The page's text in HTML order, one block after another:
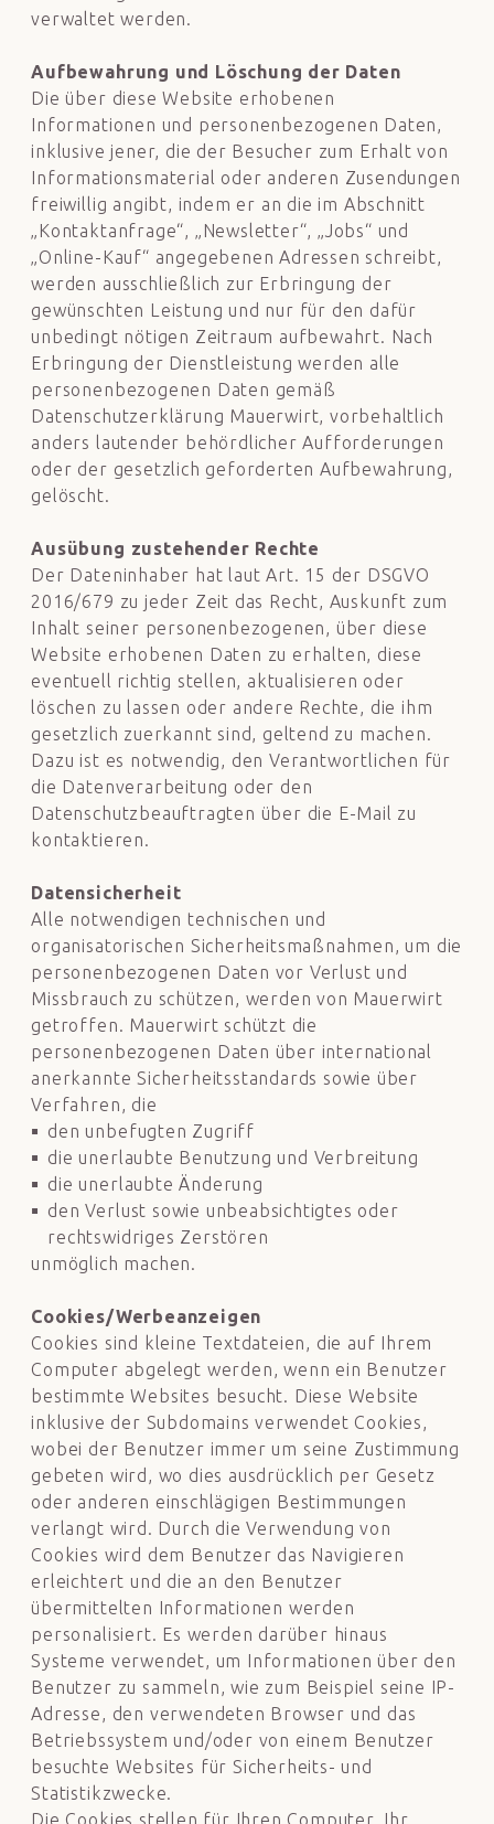
verwaltet werden.
Aufbewahrung und Löschung der Daten
Die über diese Website erhobenen
Informationen und personenbezogenen Daten,
inklusive jener, die der Besucher zum Erhalt von
Informationsmaterial oder anderen Zusendungen
freiwillig angibt, indem er an die im Abschnitt
„Kontaktanfrage“, „Newsletter“, „Jobs“ und
„Online-Kauf“ angegebenen Adressen schreibt,
werden ausschließlich zur Erbringung der
gewünschten Leistung und nur für den dafür
unbedingt nötigen Zeitraum aufbewahrt. Nach
Erbringung der Dienstleistung werden alle
personenbezogenen Daten gemäß
Datenschutzerklärung Mauerwirt, vorbehaltlich
anders lautender behördlicher Aufforderungen
oder der gesetzlich geforderten Aufbewahrung,
gelöscht.
Ausübung zustehender Rechte
Der Dateninhaber hat laut Art. 15 der DSGVO
2016/679 zu jeder Zeit das Recht, Auskunft zum
Inhalt seiner personenbezogenen, über diese
Website erhobenen Daten zu erhalten, diese
eventuell richtig stellen, aktualisieren oder
löschen zu lassen oder andere Rechte, die ihm
gesetzlich zuerkannt sind, geltend zu machen.
Dazu ist es notwendig, den Verantwortlichen für
die Datenverarbeitung oder den
Datenschutzbeauftragten über die E-Mail zu
kontaktieren.
Datensicherheit
Alle notwendigen technischen und
organisatorischen Sicherheitsmaßnahmen, um die
personenbezogenen Daten vor Verlust und
Missbrauch zu schützen, werden von Mauerwirt
getroffen. Mauerwirt schützt die
personenbezogenen Daten über international
anerkannte Sicherheitsstandards sowie über
Verfahren, die
den unbefugten Zugriff
die unerlaubte Benutzung und Verbreitung
die unerlaubte Änderung
den Verlust sowie unbeabsichtigtes oder
rechtswidriges Zerstören
unmöglich machen.
Cookies/Werbeanzeigen
Cookies sind kleine Textdateien, die auf Ihrem
Computer abgelegt werden, wenn ein Benutzer
bestimmte Websites besucht. Diese Website
inklusive der Subdomains verwendet Cookies,
wobei der Benutzer immer um seine Zustimmung
gebeten wird, wo dies ausdrücklich per Gesetz
oder anderen einschlägigen Bestimmungen
verlangt wird. Durch die Verwendung von
Cookies wird dem Benutzer das Navigieren
erleichtert und die an den Benutzer
übermittelten Informationen werden
personalisiert. Es werden darüber hinaus
Systeme verwendet, um Informationen über den
Benutzer zu sammeln, wie zum Beispiel seine IP-
Adresse, den verwendeten Browser und das
Betriebssystem und/oder von einem Benutzer
besuchte Websites für Sicherheits- und
Statistikzwecke.
Die Cookies stellen für Ihren Computer, Ihr